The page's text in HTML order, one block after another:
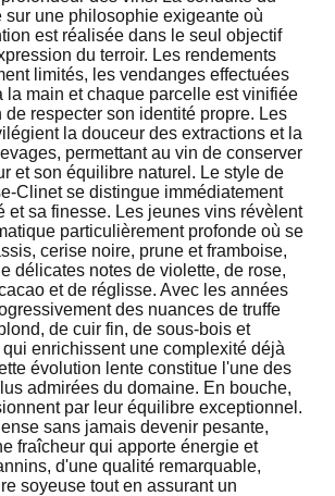
sur une philosophie exigeante où
est réalisée dans le seul objectif
du terroir. Les rendements
limités, les vendanges effectuées
la main et chaque parcelle est vinifiée
de respecter son identité propre. Les
la douceur des extractions et la
permettant au vin de conserver
et son équilibre naturel. Le style de
Clinet se distingue immédiatement
et sa finesse. Les jeunes vins révèlent
particulièrement profonde où se
cerise noire, prune et framboise,
délicates notes de violette, de rose,
et de réglisse. Avec les années
des nuances de truffe
de cuir fin, de sous-bois et
enrichissent une complexité déjà
évolution lente constitue l'une des
admirées du domaine. En bouche,
par leur équilibre exceptionnel.
sans jamais devenir pesante,
fraîcheur qui apporte énergie et
d'une qualité remarquable,
soyeuse tout en assurant un